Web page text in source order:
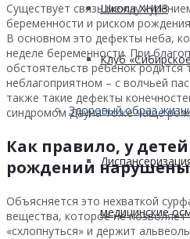
Школа ХНИЗ
Клуб
Здоровый образ
медицинские
Существует связь между
беременности и риском
В основном это дефекты неба,
неделе беременности. При
обстоятельств ребенок родится
неблагоприятном – с волчьей
также такие дефекты
синдромом Дауна тоже чаще
Как правило, у
рождении
Объясняется это нехваткой
вещества, которое не
«схлопнуться» и держит